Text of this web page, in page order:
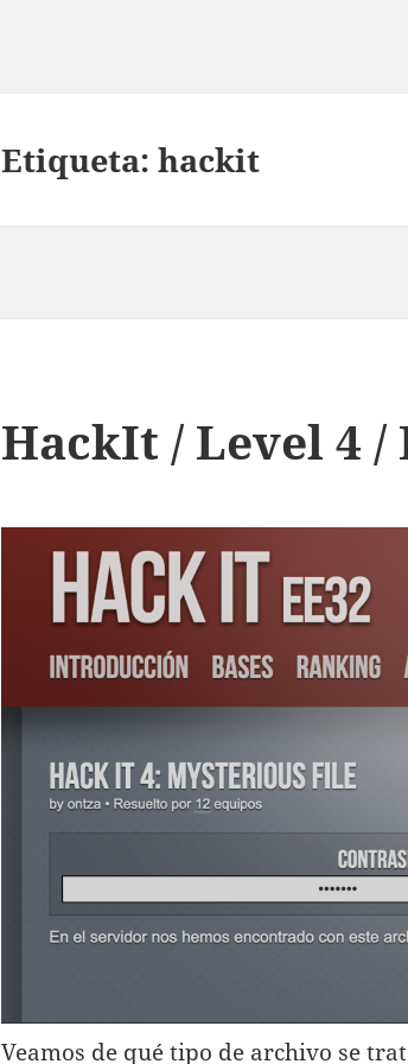
Etiqueta:hackit
HackIt / Level 4 /
Veamos de qué tipo de archivo se